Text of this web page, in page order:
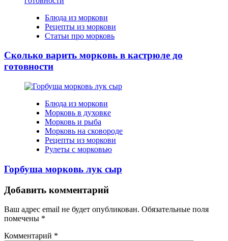
Блюда из моркови
Рецепты из моркови
Статьи про морковь
Сколько варить морковь в кастрюле до
готовности
Блюда из моркови
Морковь в духовке
Морковь и рыба
Морковь на сковороде
Рецепты из моркови
Рулеты с морковью
Горбуша морковь лук сыр
Добавить комментарий
Ваш адрес email не будет опубликован. Обязательные поля
помечены *
Комментарий *